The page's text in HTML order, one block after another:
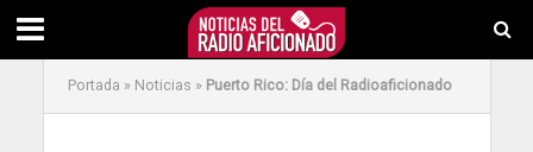
Portada » Noticias » Puerto Rico: Día del Radioaficionado